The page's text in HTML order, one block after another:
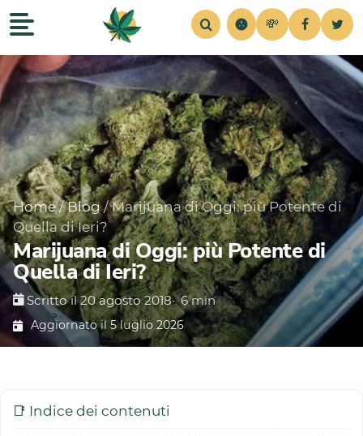
HomeRecensioni StrainsNotizieConsigli
💸
Home / Blog / Marijuana di Oggi: più Potente di
Quella di Ieri?
Marijuana di Oggi: più Potente di
Quella di Ieri?
Scritto il 20 agosto 2018• 6 min
Aggiornato il 5 luglio 2026
📑 Indice dei contenuti